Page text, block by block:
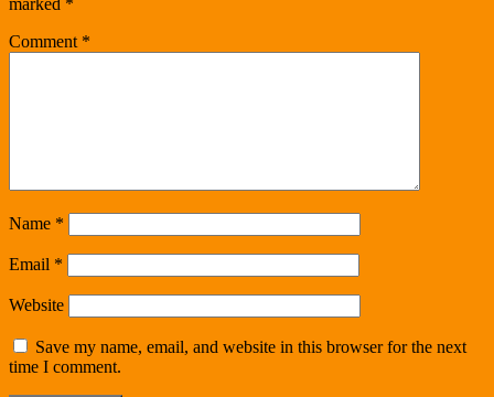
Comment *
Name *
Email *
Website
Save my name, email, and website in this browser for the next
time I comment.